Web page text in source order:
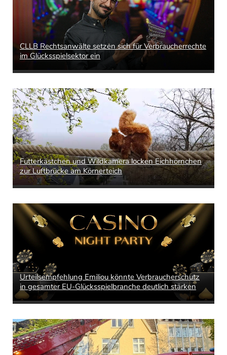
CLLB Rechtsanwälte setzen sich für Verbraucherrechte
im Glücksspielsektor ein
Futterkästchen und Wildkamera locken Eichhörnchen
zur Luftbrücke am Körnerteich
Urteilsempfehlung Emiliou könnte Verbraucherschutz
in gesamter EU-Glücksspielbranche deutlich stärken